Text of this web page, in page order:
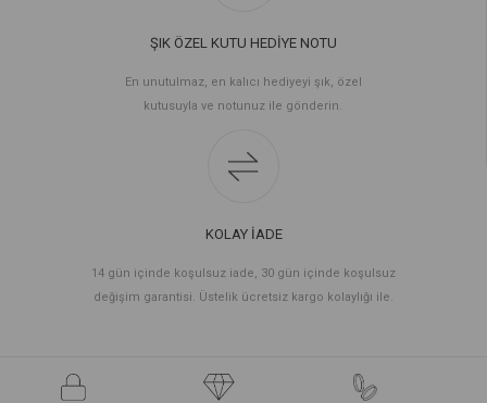
ŞIK ÖZEL KUTU HEDİYE NOTU
En unutulmaz, en kalıcı hediyeyi şık, özel
kutusuyla ve notunuz ile gönderin.
KOLAY İADE
14 gün içinde koşulsuz iade, 30 gün içinde koşulsuz
değişim garantisi. Üstelik ücretsiz kargo kolaylığı ile.